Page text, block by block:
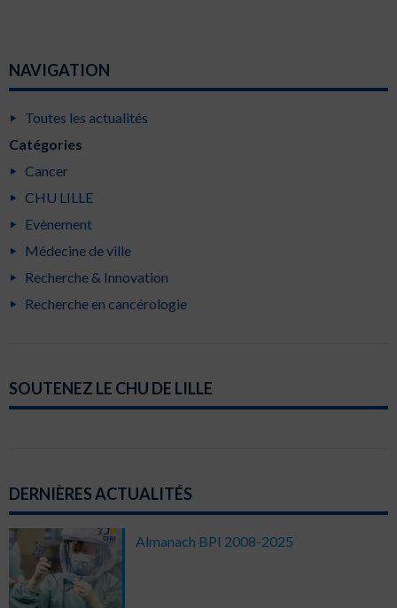
NAVIGATION
Toutes les actualités
Catégories
Cancer
CHU LILLE
Evènement
Médecine de ville
Recherche & Innovation
Recherche en cancérologie
SOUTENEZ LE CHU DE LILLE
DERNIÈRES ACTUALITÉS
Almanach BPI 2008-2025